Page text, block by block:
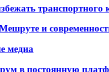
транспортного
и
медиа
в постоянную